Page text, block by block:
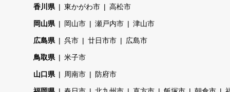
香川県 東かがわ市 高松市
岡山県 岡山市 瀬戸内市 津山市
広島県 呉市 廿日市市 広島市
鳥取県 米子市
山口県 周南市 防府市